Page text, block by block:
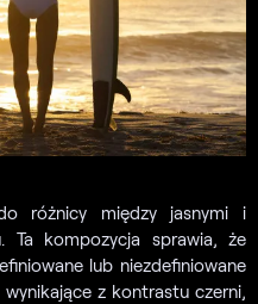
różnicy między jasnymi i
Ta kompozycja sprawia, że
lub niezdefiniowane
z kontrastu czerni,